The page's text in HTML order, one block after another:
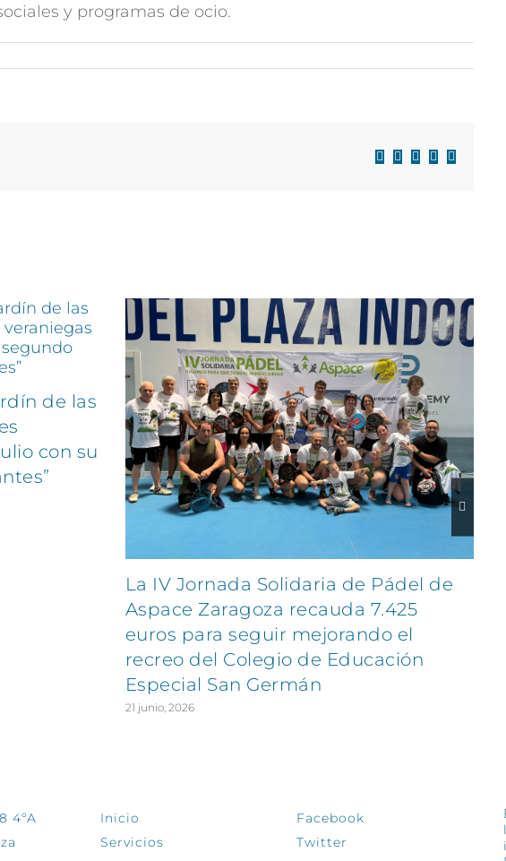
y programas de ocio.
Facebook
X LinkedIn
WhatsApp
Correo
de las
con su
La IV Jornada Solidaria de Pádel de
Aspace Zaragoza recauda 7.425
euros para seguir mejorando el
recreo del Colegio de Educación
Especial San Germán
21 junio, 2026
4ºA
Inicio
Servicios
Facebook
Twitter